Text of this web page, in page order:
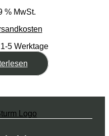
% MwSt.
1-5 Werktage